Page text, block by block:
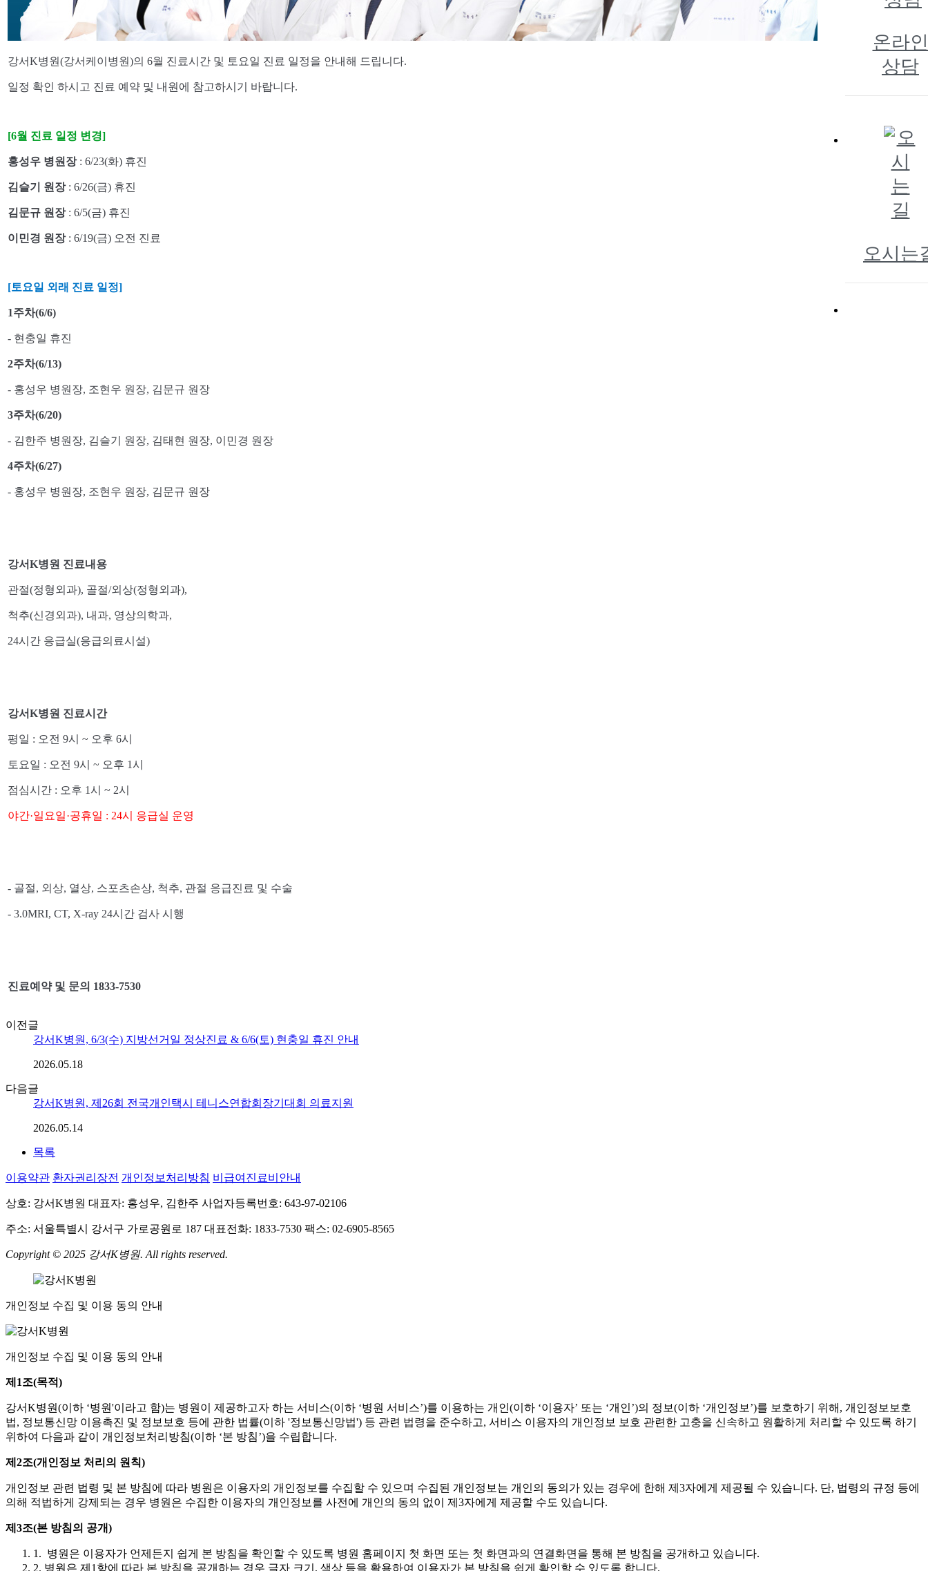
강서K병원(강서케이병원)의 6월 진료시간 및 토요일 진료 일정을 안내해 드립니다.
일정 확인 하시고 진료 예약 및 내원에 참고하시기 바랍니다.
[6월 진료 일정 변경]
홍성우 병원장 : 6/23(화) 휴진
김슬기 원장: 6/26(금) 휴진
김문규 원장: 6/5(금) 휴진
이민경 원장 : 6/19(금) 오전 진료
[토요일 외래 진료 일정]
1주차(6/6)
- 현충일 휴진
2주차(6/13)
- 홍성우 병원장, 조현우 원장, 김문규 원장
3주차(6/20)
- 김한주 병원장, 김슬기 원장, 김태현 원장, 이민경 원장
4주차(6/27)
- 홍성우 병원장, 조현우 원장, 김문규 원장
강서K병원 진료내용
관절(정형외과), 골절/외상(정형외과),
척추(신경외과), 내과, 영상의학과,
24시간 응급실(응급의료시설)
강서K병원 진료시간
평일 : 오전 9시 ~ 오후 6시
토요일 : 오전 9시 ~ 오후 1시
점심시간 : 오후 1시 ~ 2시
야간·일요일·공휴일 : 24시 응급실 운영
- 골절, 외상, 열상, 스포츠손상, 척추, 관절 응급진료 및 수술
- 3.0MRI, CT, X-ray 24시간 검사 시행
진료예약 및 문의 1833-7530
이전글
강서K병원, 6/3(수) 지방선거일 정상진료 & 6/6(토) 현충일 휴진 안내
2026.05.18
다음글
강서K병원, 제26회 전국개인택시 테니스연합회장기대회 의료지원
2026.05.14
목록
이용약관 환자권리장전 개인정보처리방침 비급여진료비안내
상호: 강서K병원 대표자: 홍성우, 김한주 사업자등록번호: 643-97-02106
주소: 서울특별시 강서구 가로공원로 187 대표전화: 1833-7530 팩스: 02-6905-8565
Copyright © 2025 강서K병원. All rights reserved.
온라인
상담
오시는
개인정보 수집 및 이용 동의 안내
개인정보 수집 및 이용 동의 안내
제1조(목적)
강서K병원(이하 ‘병원'이라고 함)는 병원이 제공하고자 하는 서비스(이하 ‘병원 서비스’)를 이용하는 개인(이하 ‘이용자’ 또는 ‘개인’)의 정보(이하 ‘개인정보’)를 보호하기 위해, 개인정보보호
법, 정보통신망 이용촉진 및 정보보호 등에 관한 법률(이하 '정보통신망법') 등 관련 법령을 준수하고, 서비스 이용자의 개인정보 보호 관련한 고충을 신속하고 원활하게 처리할 수 있도록 하기
위하여 다음과 같이 개인정보처리방침(이하 ‘본 방침’)을 수립합니다.
제2조(개인정보 처리의 원칙)
개인정보 관련 법령 및 본 방침에 따라 병원은 이용자의 개인정보를 수집할 수 있으며 수집된 개인정보는 개인의 동의가 있는 경우에 한해 제3자에게 제공될 수 있습니다. 단, 법령의 규정 등에
의해 적법하게 강제되는 경우 병원은 수집한 이용자의 개인정보를 사전에 개인의 동의 없이 제3자에게 제공할 수도 있습니다.
제3조(본 방침의 공개)
1. 병원은 이용자가 언제든지 쉽게 본 방침을 확인할 수 있도록 병원 홈페이지 첫 화면 또는 첫 화면과의 연결화면을 통해 본 방침을 공개하고 있습니다.
2. 병원은 제1항에 따라 본 방침을 공개하는 경우 글자 크기, 색상 등을 활용하여 이용자가 본 방침을 쉽게 확인할 수 있도록 합니다.